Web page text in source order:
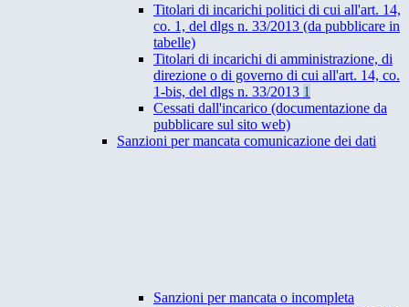
Titolari di incarichi politici di cui all'art. 14,
co. 1, del dlgs n. 33/2013 (da pubblicare in
tabelle)
Titolari di incarichi di amministrazione, di
direzione o di governo di cui all'art. 14, co.
1-bis, del dlgs n. 33/2013 1
Cessati dall'incarico (documentazione da
pubblicare sul sito web)
Sanzioni per mancata comunicazione dei dati
Sanzioni per mancata o incompleta